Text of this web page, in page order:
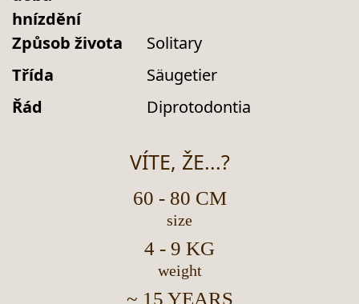
hnízdění
Způsob života
Solitary
Třída
Säugetier
Řád
Diprotodontia
VÍTE, ŽE...?
60 - 80 CM
size
4 - 9 KG
weight
~ 15 YEARS